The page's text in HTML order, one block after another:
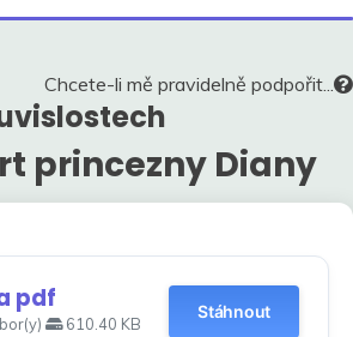
V
Chcete-li mě pravidelně podpořit...
princezny Diany
pdf
610.40 KB
Stáhnout